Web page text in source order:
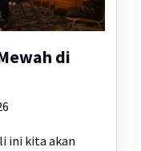
di
ini kita akan